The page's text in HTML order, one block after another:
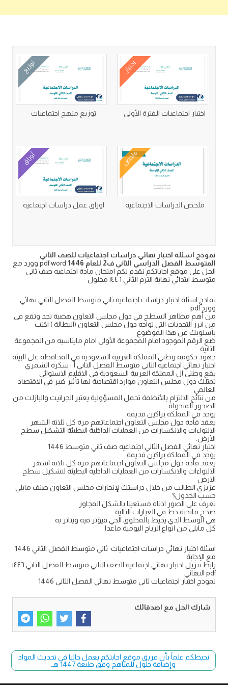
اختبار
اختبار اجتماعيات الفترة الأولى
توزيع
توزيع منهج اجتماعيات
ملخص
ملخص الدراسات الاجتماعيه
أوراق
اوراق عمل دراسات اجتماعيه
نموذج اسئلة اختبار نهائي دراسات اجتماعيات للصف الثاني
المتوسط الفصل الدراسي الثاني ف2 للعام 1446
pdf word وورد مع
الحل على موقع اجاباتكم نقدم لكم امتحان مادة اجتماعيه صف ثاني
متوسط ابتدائي نهاية الترم الثاني ١٤٤٦ محلول
نماذج اسئلة اختبار دراسات اجتماعيه ثاني متوسط الفصل الثاني نهائي
وورد pdf
من أهم مظاهر السطح في دول مجلس التعاون هضبة نجد وتقع في
من ابرز التحديات التي تواجه دول مجلس التعاون (البطالة ) اكتب
بأسلوبك عن هذا الموضوع
ضع الرقم الموجود امام المجموعة الأولى امام مايناسبه من المجموعة
الثانية
جهود حكومة وطني المملكة العربية السعودية في المحافظة على البيئة
اختبار نهائي اجتماعيه الثاني متوسط الفصل الثاني أ : سكرة الشمري
يقع وطني ال المملكة العربية السعودية في الاقليم الاستوائي
تمتلك دول مجلس التعاون موارد اقتصادية لها تأثير كبير في الاقتصاد
العالمي
من نتائج الالتزام بالأنظمة تحمل المسؤولية يعتبر الجرانيت والبازلت من
الصخور المتحولة
يوجد في المملكة براكين قديمة.
يعقد قادة دول مجلس التعاون اجتماعاتهم مرة كل ثلاثة الشهر
الالتواءات والانكسارات من العمليات الداخلية البطيئة التشكيل سطح
الأرض.
اختبار نهائي الفصل الثاني اجتماعيه صف ثاني متوسط 1446
يوجد في المملكة براكين قديمة
يعقد قادة دول مجلس التعاون اجتماعاتهم مرة كل ثلاثة اشهر
الالتواءات والانكسارات من العمليات الداخلية البطيئة لتشكيل سطح
الارض
عزيزي الطالب من خلال دراستك لإنجازات مجلس التعاون صنف مايلي
حسب الجدول؟
تعرف على الصور ادناه مستعينا بالشكل المجاور
صحح ماتحته خط في العبارات التالية
هي الوسط الذي يحيط بالمخلوق الحي فيؤثر فيه ويتاثر به
كل مايلي من انواع الرياح اليومية ماعدا
اسئلة اختبار نهائي دراسات اجتماعيات ثاني متوسط الفصل الثاني 1446
مع الإجابة
رابط تنزيل اختبار نهائي اجتماعيه الصف الثاني متوسط الفصل الثاني ١٤٤٦
pdf النهائي
نموذج اختبار اجتماعيات ثاني متوسط نهائي الفصل الثاني 1446
شارك الحل مع اصدقائك
نحيطكم علماً بأن فريق موقع اجابتكم يعمل حاليا في تحديث المواد
وإضافة حلول للمناهج وفق طبعة 1447 هـ